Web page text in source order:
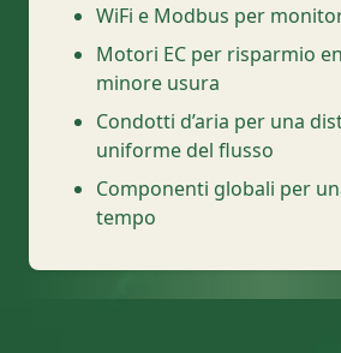
WiFi e Modbus per
Motori EC per risparmio
minore usura
Condotti d’aria per una
uniforme del flusso
Componenti globali per
tempo